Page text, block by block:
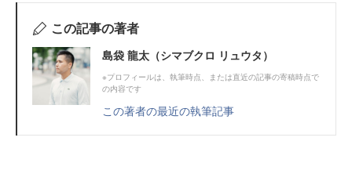
この記事の著者
島袋 龍太（シマブクロ リュウタ）
※プロフィールは、執筆時点、または直近の記事の寄稿時点で
の内容です
この著者の最近の執筆記事